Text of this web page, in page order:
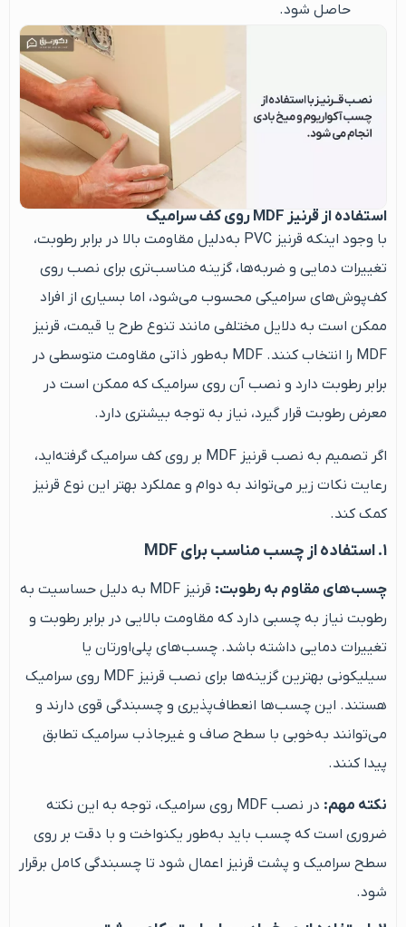
حاصل شود.
استفاده از قرنیز MDF روی کف سرامیک
با وجود اینکه قرنیز PVC به‌دلیل مقاومت بالا در برابر رطوبت،
تغییرات دمایی و ضربه‌ها، گزینه مناسب‌تری برای نصب روی
کف‌پوش‌های سرامیکی محسوب می‌شود، اما بسیاری از افراد
ممکن است به دلایل مختلفی مانند تنوع طرح یا قیمت، قرنیز
MDF را انتخاب کنند. MDF به‌طور ذاتی مقاومت متوسطی در
برابر رطوبت دارد و نصب آن روی سرامیک که ممکن است در
معرض رطوبت قرار گیرد، نیاز به توجه بیشتری دارد.
اگر تصمیم به نصب قرنیز MDF بر روی کف سرامیک گرفته‌اید،
رعایت نکات زیر می‌تواند به دوام و عملکرد بهتر این نوع قرنیز
کمک کند.
۱. استفاده از چسب مناسب برای MDF
چسب‌های مقاوم به رطوبت:
قرنیز MDF به دلیل حساسیت به
رطوبت نیاز به چسبی دارد که مقاومت بالایی در برابر رطوبت و
تغییرات دمایی داشته باشد. چسب‌های پلی‌اورتان یا
سیلیکونی بهترین گزینه‌ها برای نصب قرنیز MDF روی سرامیک
هستند. این چسب‌ها انعطاف‌پذیری و چسبندگی قوی دارند و
می‌توانند به‌خوبی با سطح صاف و غیرجاذب سرامیک تطابق
پیدا کنند.
نکته مهم:
در نصب MDF روی سرامیک، توجه به این نکته
ضروری است که چسب باید به‌طور یکنواخت و با دقت بر روی
سطح سرامیک و پشت قرنیز اعمال شود تا چسبندگی کامل برقرار
شود.